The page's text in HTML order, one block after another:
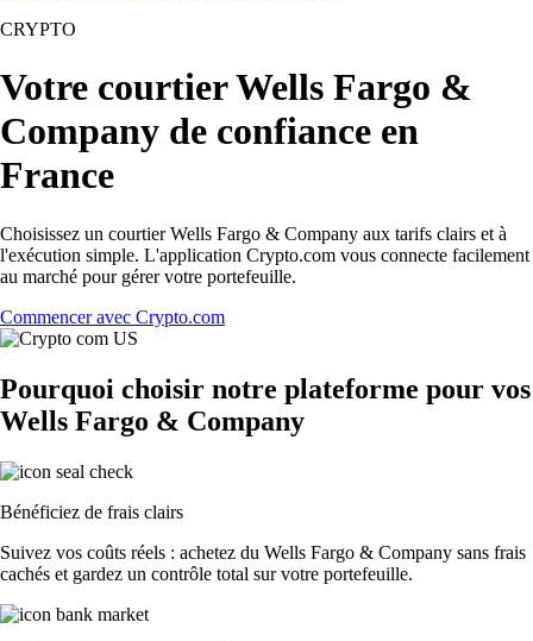
CRYPTO
Votre courtier Wells Fargo &
Company de confiance en
France
Choisissez un courtier Wells Fargo & Company aux tarifs clairs et à
l'exécution simple. L'application Crypto.com vous connecte facilement
au marché pour gérer votre portefeuille.
Commencer avec Crypto.com
Pourquoi choisir notre plateforme pour vos
Wells Fargo & Company
Bénéficiez de frais clairs
Suivez vos coûts réels : achetez du Wells Fargo & Company sans frais
cachés et gardez un contrôle total sur votre portefeuille.